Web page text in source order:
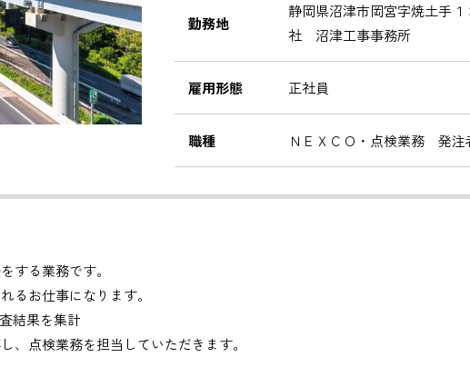
勤務地
静岡県沼津市岡宮字焼土手
社 沼津工事事務所
雇用形態 正社員
職種 ＮＥＸＣＯ・点検業務 発注
する業務です。
るお仕事になります。
結果を集計
、点検業務を担当していただきます。